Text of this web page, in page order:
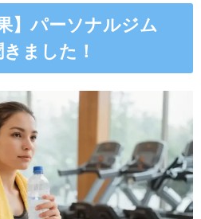
】パーソナルジム
ました！